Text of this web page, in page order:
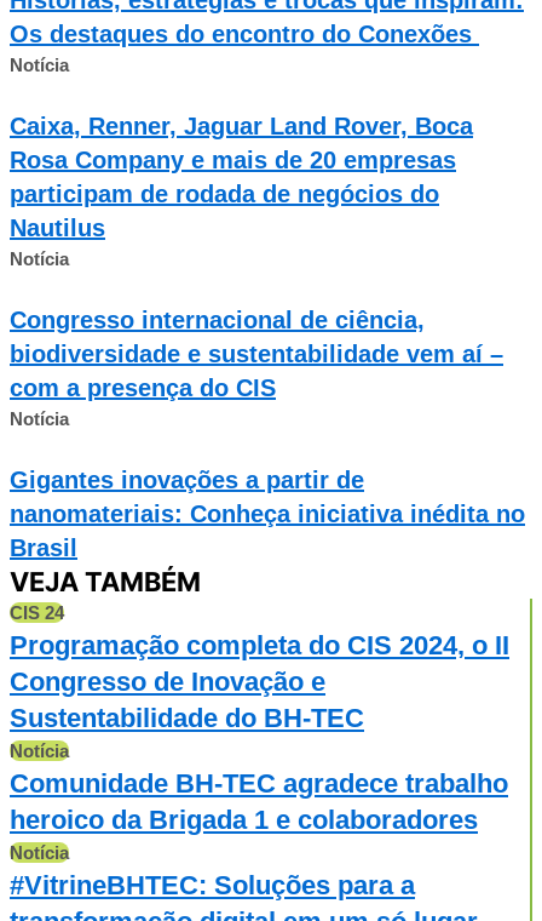
Os destaques do encontro do Conexões
Notícia
Caixa, Renner, Jaguar Land Rover, Boca
Rosa Company e mais de 20 empresas
participam de rodada de negócios do
Nautilus
Notícia
Congresso internacional de ciência,
biodiversidade e sustentabilidade vem aí –
com a presença do CIS
Notícia
Gigantes inovações a partir de
nanomateriais: Conheça iniciativa inédita no
Brasil
VEJA TAMBÉM
CIS 24
Programação completa do CIS 2024, o II
Congresso de Inovação e
Sustentabilidade do BH-TEC
Notícia
Comunidade BH-TEC agradece trabalho
heroico da Brigada 1 e colaboradores
Notícia
#VitrineBHTEC: Soluções para a